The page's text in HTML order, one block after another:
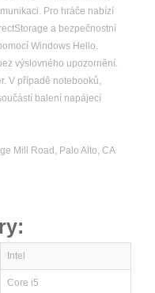
Pro hráče nabízí
a bezpečnostní
Windows Hello.
výslovného upozornění.
V případě notebooků,
balení napájecí
Mill Road, Palo Alto, CA
Intel
Core i5